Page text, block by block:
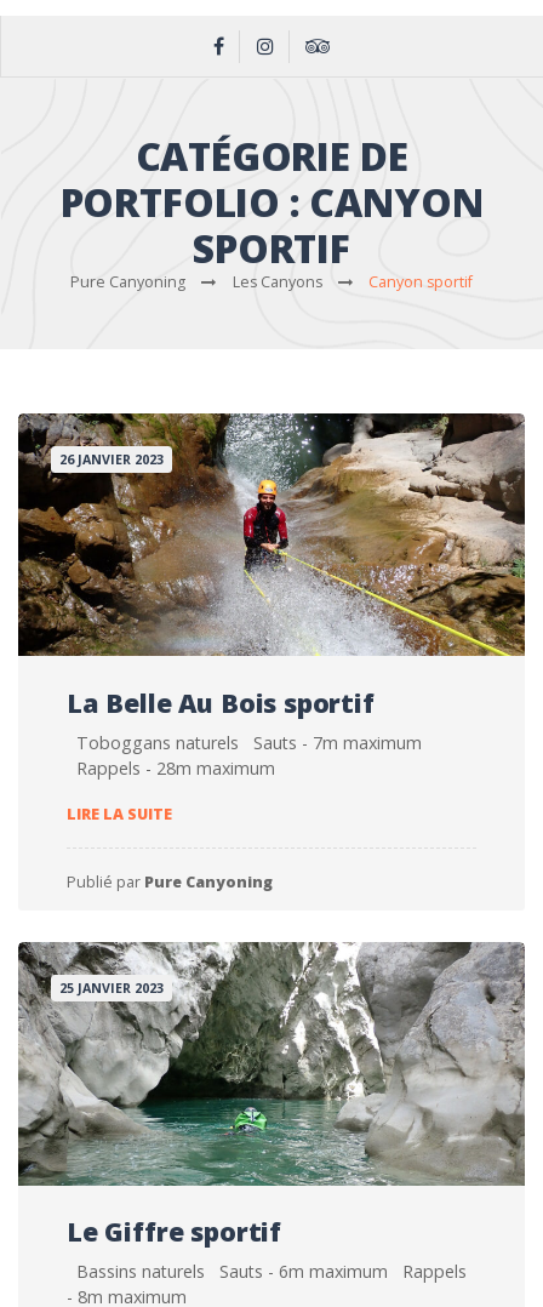
CATÉGORIE DE
PORTFOLIO : CANYON
SPORTIF
Pure Canyoning Les Canyons Canyon sportif
26 JANVIER 2023
La Belle Au Bois sportif
Toboggans naturels Sauts - 7m maximum
Rappels - 28m maximum
LIRE LA SUITELA BELLE AU BOIS SPORTIF
Publié par Pure Canyoning
25 JANVIER 2023
Le Giffre sportif
Bassins naturels Sauts - 6m maximum Rappels
- 8m maximum